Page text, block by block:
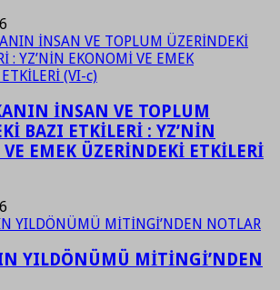
İNSAN VE TOPLUM
BAZI ETKİLERİ : YZ’NİN
EMEK ÜZERİNDEKİ ETKİLERİ
YILDÖNÜMÜ MİTİNGİ’NDEN